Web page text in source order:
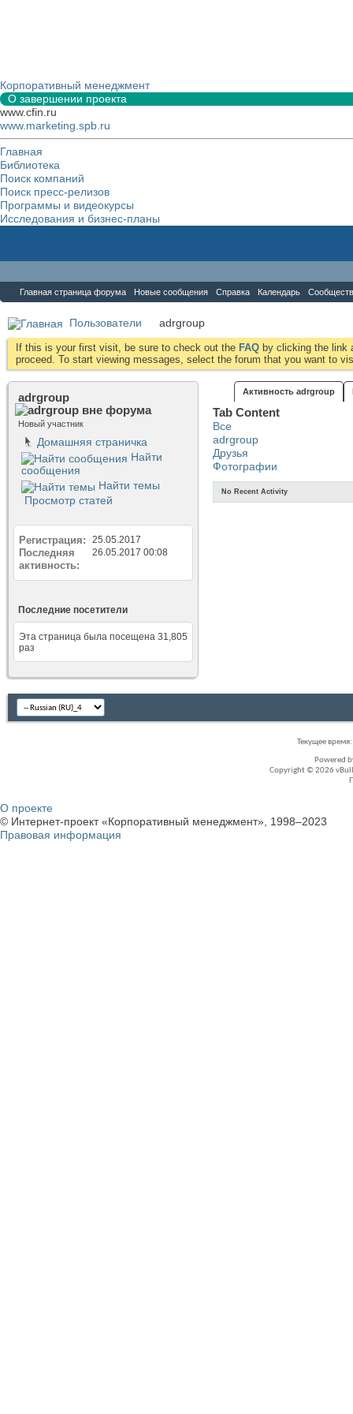
Корпоративный менеджмент
О завершении проекта
www.cfin.ru
www.marketing.spb.ru
Главная
Библиотека
Поиск компаний
Поиск пресс-релизов
Программы и видеокурсы
Исследования и бизнес-планы
Главная страница форума Новые сообщения Справка Календарь
Пользователи adrgroup
If this is your first visit, be sure to check out the FAQ by clicking the link
proceed. To start viewing messages, select the forum that you want to
adrgroup
Новый участник
Домашняя страничка
Найти
сообщения
Найти темы
Просмотр статей
Регистрация 25.05.2017
Последняя
активность
26.05.2017 00:08
Последние посетители
Эта страница была посещена 31,805
раз
Активность adrgroup
Tab Content
Все
adrgroup
Друзья
Фотографии
No Recent Activity
Текущее время:
Powered
Copyright © 2026
О проекте
© Интернет-проект «Корпоративный менеджмент», 1998–2023
Правовая информация